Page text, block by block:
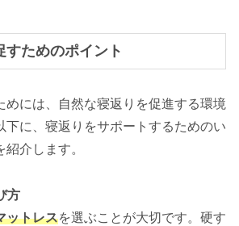
すためのポイント
めには、自然な寝返りを促進する環境
下に、寝返りをサポートするためのい
介します。
方
ットレスを選ぶことが大切です。硬す